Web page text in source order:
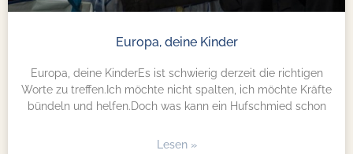
Europa, deine Kinder
Europa, deine KinderEs ist schwierig derzeit die richtigen
Worte zu treffen.Ich möchte nicht spalten, ich möchte Kräfte
bündeln und helfen.Doch was kann ein Hufschmied schon
Lesen »